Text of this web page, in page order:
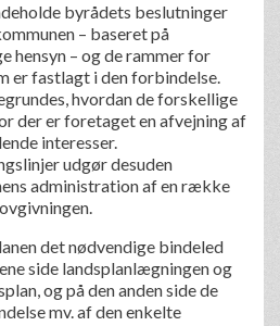
byrådets beslutninger
– baseret på
hensyn – og de rammer for
er fastlagt i den forbindelse.
hvordan de forskellige
der er foretaget en afvejning af
interesser.
udgør desuden
administration af en række
det nødvendige bindeled
side landsplanlægningen og
og på den anden side de
mv. af den enkelte